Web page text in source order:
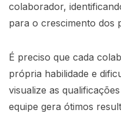
colaborador,
para o crescimento dos
É preciso que cada
própria habilidade e
visualize as
equipe gera ótimos